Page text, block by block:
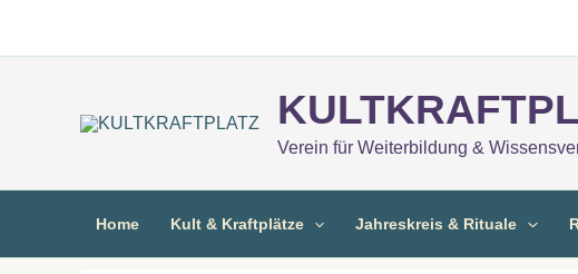
Verein für Weiterbildung &
Home Kult & Kraftplätze Jahreskreis & Rituale